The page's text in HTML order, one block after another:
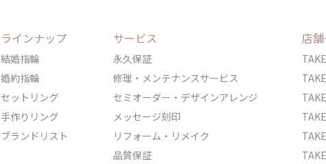
ラインナップ
結婚指輪
婚約指輪
セットリング
手作りリング
ブランドリスト
サービス
永久保証
修理・メンテナンスサービス
セミオーダー・デザインアレンジ
メッセージ刻印
リフォーム・リメイク
品質保証
店